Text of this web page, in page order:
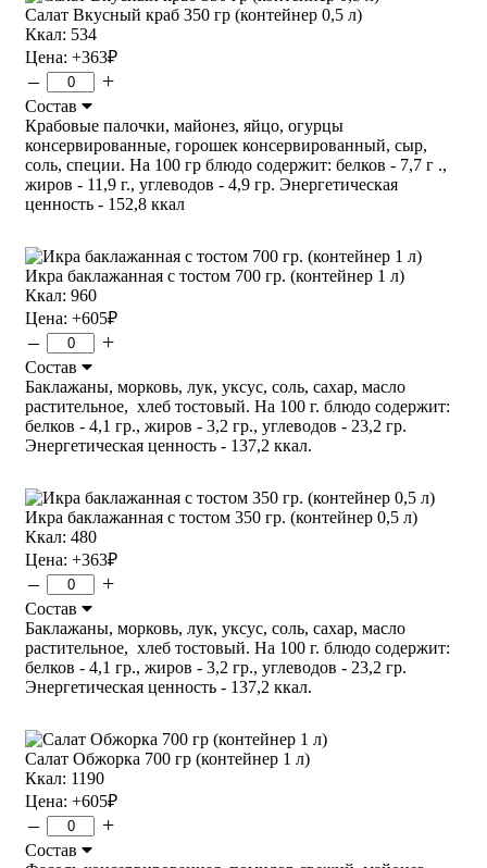
Салат Вкусный краб 350 гр (контейнер 0,5 л)
Ккал: 534
Цена: +363₽
– +
Состав
Крабовые палочки, майонез, яйцо, огурцы
консервированные, горошек консервированный, сыр,
соль, специи. На 100 гр блюдо содержит: белков - 7,7 г .,
жиров - 11,9 г., углеводов - 4,9 гр. Энергетическая
ценность - 152,8 ккал
Икра баклажанная с тостом 700 гр. (контейнер 1 л)
Ккал: 960
Цена: +605₽
– +
Состав
Баклажаны, морковь, лук, уксус, соль, сахар, масло
растительное, хлеб тостовый. На 100 г. блюдо содержит:
белков - 4,1 гр., жиров - 3,2 гр., углеводов - 23,2 гр.
Энергетическая ценность - 137,2 ккал.
Икра баклажанная с тостом 350 гр. (контейнер 0,5 л)
Ккал: 480
Цена: +363₽
– +
Состав
Баклажаны, морковь, лук, уксус, соль, сахар, масло
растительное, хлеб тостовый. На 100 г. блюдо содержит:
белков - 4,1 гр., жиров - 3,2 гр., углеводов - 23,2 гр.
Энергетическая ценность - 137,2 ккал.
Салат Обжорка 700 гр (контейнер 1 л)
Ккал: 1190
Цена: +605₽
– +
Состав